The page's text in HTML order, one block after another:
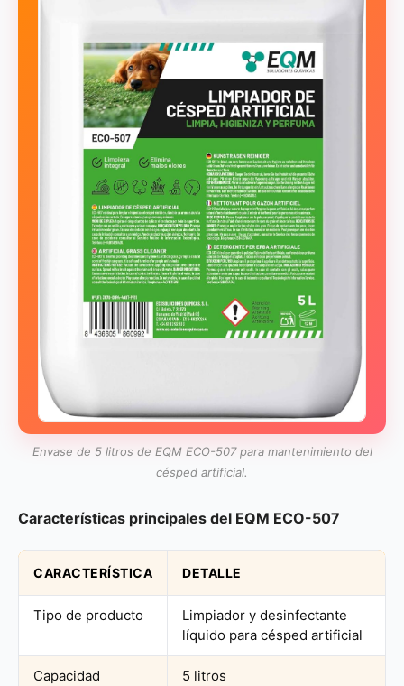
Envase de 5 litros de EQM ECO-507 para mantenimiento del
césped artificial.
Características principales del EQM ECO-507
CARACTERÍSTICA DETALLE
Tipo de producto
Limpiador y desinfectante
líquido para césped artificial
Capacidad 5 litros